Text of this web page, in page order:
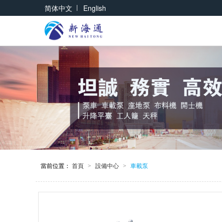
简体中文 | English
當前位置： 首頁 > 設備中心 > 車載泵